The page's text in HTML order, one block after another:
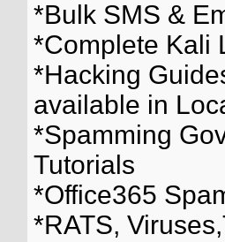
*Bulk SMS &
*Complete Kali
*Hacking
available in
*Spamming
Tutorials
*Office365
*RATS,